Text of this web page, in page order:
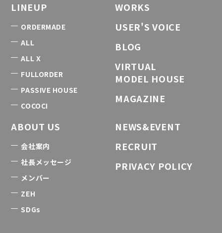
LINEUP
ORDERMADE
ALL
ALL X
FULLORDER
PASSIVE HOUSE
COCOCI
WORKS
USER'S VOICE
BLOG
VIRTUAL
MODEL HOUSE
MAGAZINE
ABOUT US
会社案内
社長メッセージ
メンバー
ZEH
SDGs
NEWS&EVENT
RECRUIT
PRIVACY POLICY